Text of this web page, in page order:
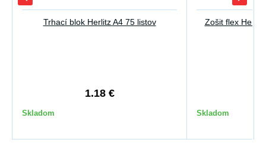
Trhací blok Herlitz A4 75 listov
1.18 €
Skladom
Zošit flex
Skladom